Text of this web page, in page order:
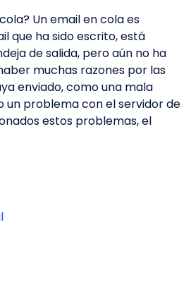
Un email en cola es
que ha sido escrito, está
de salida, pero aún no ha
muchas razones por las
enviado, como una mala
un problema con el servidor de
estos problemas, el